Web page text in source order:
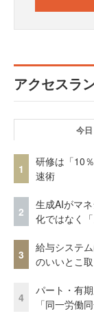
アクセスラ
今日
1
研修は「10
速術
2
生成AIがマ
化ではなく
3
給与システ
のいいとこ
4
パート・有
「同一労働